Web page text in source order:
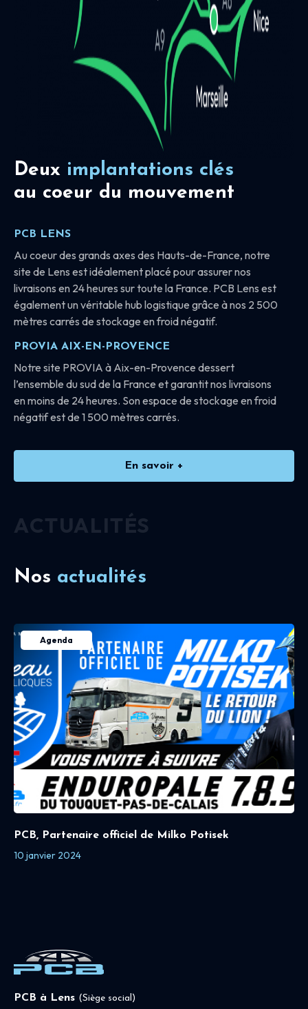
Deux implantations clés
au coeur du mouvement
PCB LENS
Au coeur des grands axes des Hauts-de-France, notre
site de Lens est idéalement placé pour assurer nos
livraisons en 24 heures sur toute la France. PCB Lens est
également un véritable hub logistique grâce à nos 2 500
mètres carrés de stockage en froid négatif.
PROVIA AIX-EN-PROVENCE
Notre site PROVIA à Aix-en-Provence dessert
l’ensemble du sud de la France et garantit nos livraisons
en moins de 24 heures. Son espace de stockage en froid
négatif est de 1 500 mètres carrés.
En savoir +
ACTUALITÉS
Nos actualités
Agenda
PCB, Partenaire officiel de Milko Potisek
10 janvier 2024
PCB à Lens (Siège social)